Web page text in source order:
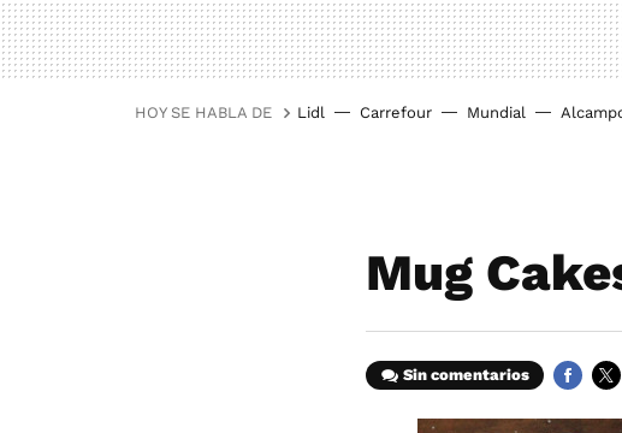
HOY SE HABLA DE Lidl Carrefour Mundial
Mug
Sin comentarios